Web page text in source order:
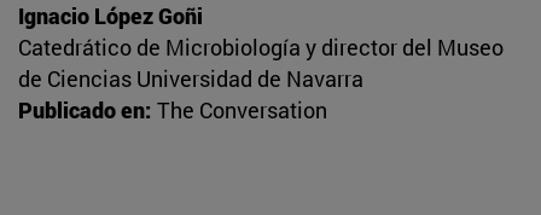
Ignacio López Goñi
Catedrático de Microbiología y director del Museo
de Ciencias Universidad de Navarra
Publicado en: The Conversation